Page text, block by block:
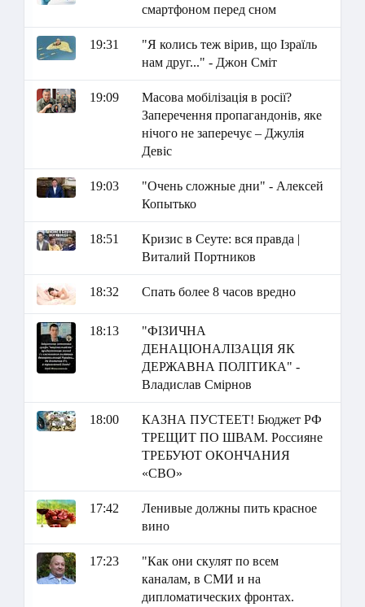
смартфоном перед сном
19:31
"Я колись теж вірив, що Ізраїль
нам друг..." - Джон Сміт
19:09
Масова мобілізація в росії?
Заперечення пропагандонів, яке
нічого не заперечує – Джулія
Девіс
19:03
"Очень сложные дни" - Алексей
Копытько
18:51
Кризис в Сеуте: вся правда |
Виталий Портников
18:32 Спать более 8 часов вредно
18:13
"ФІЗИЧНА
ДЕНАЦІОНАЛІЗАЦІЯ ЯК
ДЕРЖАВНА ПОЛІТИКА" -
Владислав Смірнов
18:00
КАЗНА ПУСТЕЕТ! Бюджет РФ
ТРЕЩИТ ПО ШВАМ. Россияне
ТРЕБУЮТ ОКОНЧАНИЯ
«СВО»
17:42
Ленивые должны пить красное
вино
17:23
"Как они скулят по всем
каналам, в СМИ и на
дипломатических фронтах.